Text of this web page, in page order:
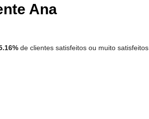
Ana
de clientes satisfeitos ou muito satisfeitos